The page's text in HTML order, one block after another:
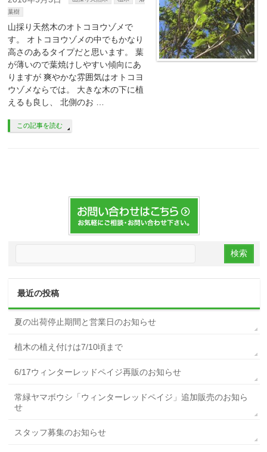
葉樹
山採り天然木のオトコヨウゾメで
す。 オトコヨウゾメの中でもかなり
高さのあるタイプだと思います。 葉
が薄いので葉焼けしやすい傾向にあ
りますが 爽やかな雰囲気はオトコヨ
ウゾメならでは。 大きな木の下に植
えるも良し、 北側のお …
この記事を読む
最近の投稿
夏の出荷停止期間と営業日のお知らせ
植木の植え付けは7/10頃まで
6/17ウィンターレッドペイジ再販のお知らせ
常緑ヤマボウシ「ウィンターレッドペイジ」追加販売のお知ら
せ
スタッフ募集のお知らせ